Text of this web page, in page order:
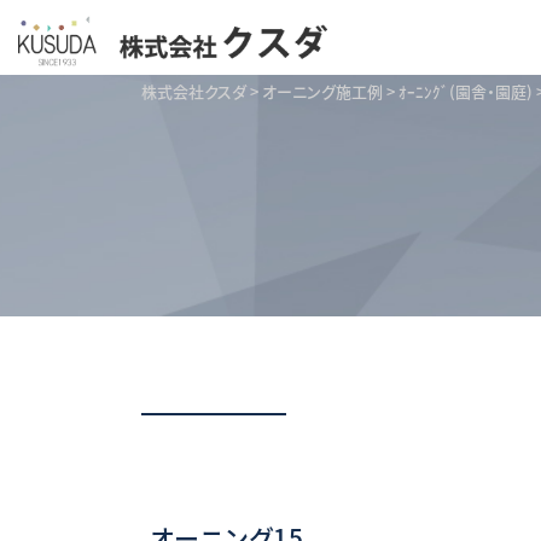
株式会社クスダ> オーニング施工例 > ｵｰﾆﾝｸﾞ(園舎・園庭)